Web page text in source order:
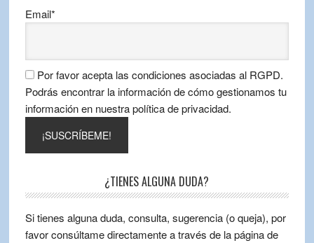
Email*
Por favor acepta las condiciones asociadas al RGPD.
Podrás encontrar la información de cómo gestionamos tu
información en nuestra política de privacidad.
¿TIENES ALGUNA DUDA?
Si tienes alguna duda, consulta, sugerencia (o queja), por
favor consúltame directamente a través de la página de